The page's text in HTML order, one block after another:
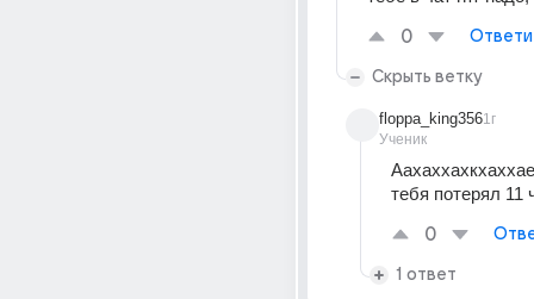
0
Скрыть ветку
floppa_king356
Ученик
1г
тебя потерял 11
0
1 ответ